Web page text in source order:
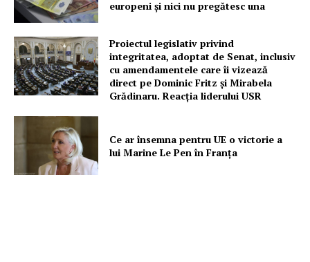
europeni și nici nu pregătesc una
Proiectul legislativ privind
integritatea, adoptat de Senat, inclusiv
cu amendamentele care îi vizează
direct pe Dominic Fritz și Mirabela
Grădinaru. Reacția liderului USR
Ce ar însemna pentru UE o victorie a
lui Marine Le Pen în Franța